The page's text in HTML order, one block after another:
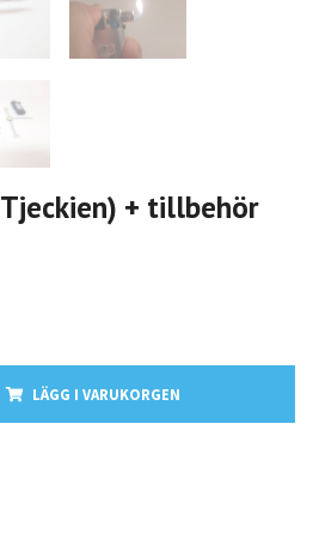
+ tillbehör
LÄGG I VARUKORGEN